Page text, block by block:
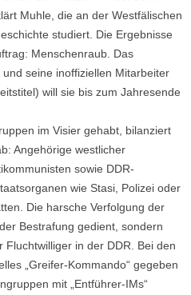
Muhle, die an der Westfälischen
studiert. Die Ergebnisse
Menschenraub. Das
seine inoffiziellen Mitarbeiter
will sie bis zum Jahresende
im Visier gehabt, bilanziert
Angehörige westlicher
sowie DDR-
wie Stasi, Polizei oder
Die harsche Verfolgung der
Bestrafung gedient, sondern
in der DDR. Bei den
„Greifer-Kommando“ gegeben
mit „Entführer-IMs“